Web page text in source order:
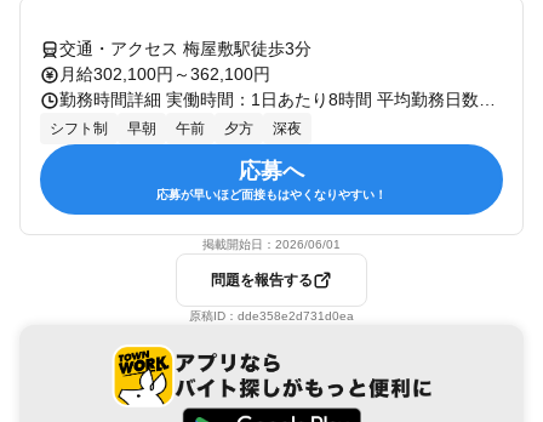
交通・アクセス 梅屋敷駅徒歩3分
月給302,100円～362,100円
シフト制 早朝 午前 夕方 深夜
応募へ
応募が早いほど面接もはやくなりやすい！
掲載開始日： 2026/06/01
問題を報告する
原稿ID： dde358e2d731d0ea